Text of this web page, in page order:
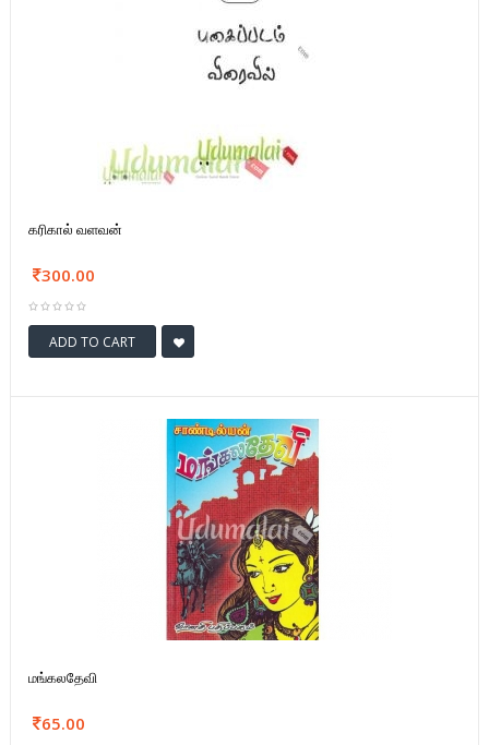
கரிகால் வளவன்
300.00
ADD TO CART
மங்கலதேவி
65.00